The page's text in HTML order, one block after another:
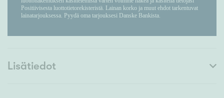
Lisätiedot